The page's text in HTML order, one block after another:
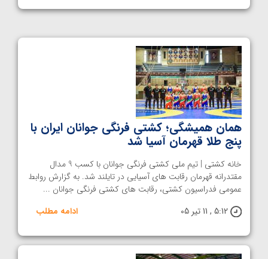
همان همیشگی؛ کشتی فرنگی جوانان ایران با
پنج طلا قهرمان آسیا شد
خانه کشتی | تیم ملی کشتی فرنگی جوانان با کسب 9 مدال
مقتدرانه قهرمان رقابت های آسیایی در تایلند شد. به گزارش روابط
عمومی فدراسیون کشتی، رقابت های کشتی فرنگی جوانان ...
5:12 , 11 تیر 05
ادامه مطلب